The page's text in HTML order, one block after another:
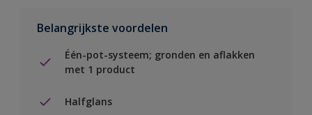
Belangrijkste voordelen
Één-pot-systeem; gronden en aflakken
met 1 product
Halfglans